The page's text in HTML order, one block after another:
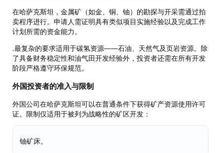
在哈萨克斯坦，金属矿（如金、铜、铀）的勘探与开采需通过拍
卖程序进行。申请人需证明具有类似项目实施经验以及完成工作
计划所需的资金能力。
.最复杂的要求适用于碳氢资源——石油、天然气及页岩资源。除
了具备财务稳定性和油气田开发经验外，投资者还需在所有开发
阶段严格遵守环保规范。
外国投资者的准入与限制
外国公司在哈萨克斯坦可以在普通条件下获得矿产资源使用许可
证。限制仅适用于被列为战略性的矿区开发：
铀矿床。